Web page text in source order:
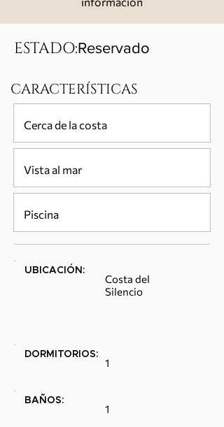
ESTADO:Reservado
CARACTERÍSTICAS
Cerca de la costa
Vista al mar
Piscina
UBICACIÓN:
Costa del
Silencio
DORMITORIOS:
1
BAÑOS:
1